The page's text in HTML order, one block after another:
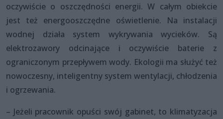
oczywiście o oszczędności energii. W całym obiekcie
jest też energooszczędne oświetlenie. Na instalacji
wodnej działa system wykrywania wycieków. Są
elektrozawory odcinające i oczywiście baterie z
ograniczonym przepływem wody. Ekologii ma służyć też
nowoczesny, inteligentny system wentylacji, chłodzenia
i ogrzewania.
– Jeżeli pracownik opuści swój gabinet, to klimatyzacja